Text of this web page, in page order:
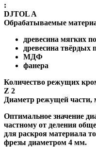
:
DJTOL A
Обрабатываемые
древесина мягких
древесина твёрдых
МДФ
фанера
Количество режущих
Z 2
Диаметр режущей части,
Оптимальное значение
частному от деления
для раскроя материала
фрезы диаметром 4 мм.